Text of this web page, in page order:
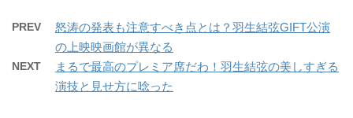
PREV
怒涛の発表も注意すべき点とは？羽生結弦GIFT公演
の上映映画館が異なる
NEXT
まるで最高のプレミア席だわ！羽生結弦の美しすぎる
演技と見せ方に唸った